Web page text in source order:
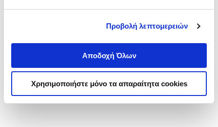
Προβολή λεπτομερειών
Αποδοχή Όλων
Χρησιμοποιήστε μόνο τα απαραίτητα cookies